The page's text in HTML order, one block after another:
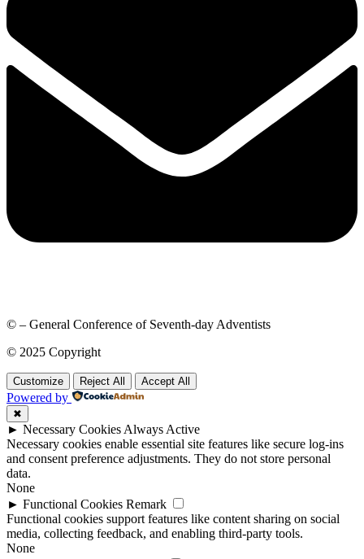
© – General Conference of Seventh-day Adventists
© 2025 Copyright
Customize Reject All Accept All
Powered by
✖
► Necessary Cookies Always Active
Necessary cookies enable essential site features like secure log-ins
and consent preference adjustments. They do not store personal
data.
None
► Functional Cookies Remark
Functional cookies support features like content sharing on social
media, collecting feedback, and enabling third-party tools.
None